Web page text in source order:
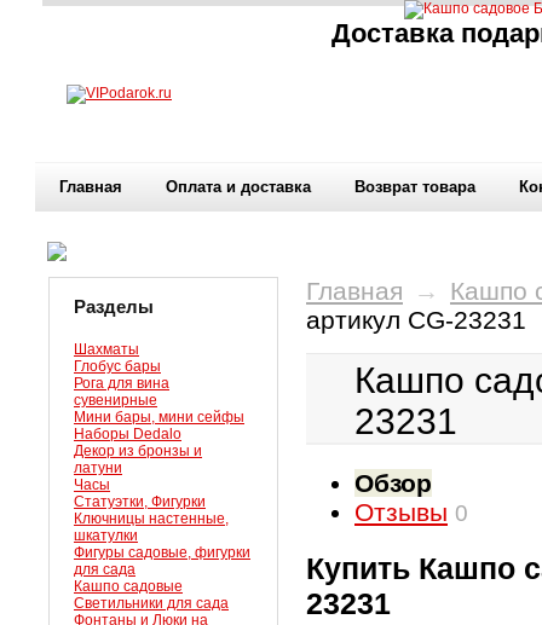
Доставка
Главная Оплата и доставка Возврат товара
Разделы
Шахматы
Глобус бары
Рога для вина
сувенирные
Мини бары, мини сейфы
Наборы Dedalo
Декор из бронзы и
латуни
Часы
Статуэтки, Фигурки
Ключницы настенные,
шкатулки
Фигуры садовые, фигурки
для сада
Кашпо садовые
Светильники для сада
Фонтаны и Люки на
Главная →
Кашпо
артикул СG-23231
Кашпо
23231
Обзор
Отзывы 0
Купить Кашпо
23231